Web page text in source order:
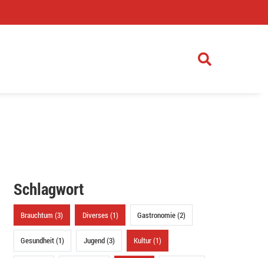
Schlagwort
Brauchtum (3) Diverses (1) Gastronomie (2)
Gesundheit (1) Jugend (3) Kultur (1)